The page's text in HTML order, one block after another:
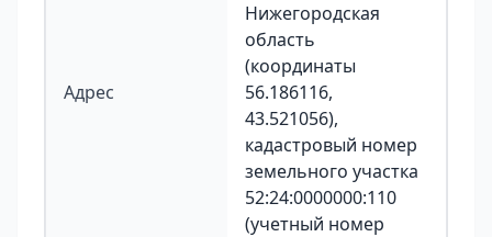
Адрес
Нижегородская
область
(координаты
56.186116,
43.521056),
кадастровый номер
земельного участка
52:24:0000000:110
(учетный номер